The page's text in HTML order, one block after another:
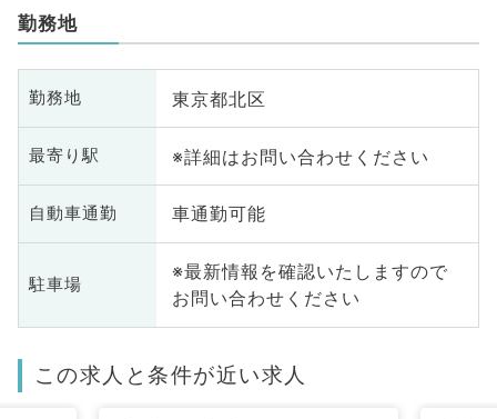
勤務地
勤務地 東京都北区
最寄り駅 ※詳細はお問い合わせください
自動車通勤 車通勤可能
駐車場
※最新情報を確認いたしますので
お問い合わせください
この求人と条件が近い求人